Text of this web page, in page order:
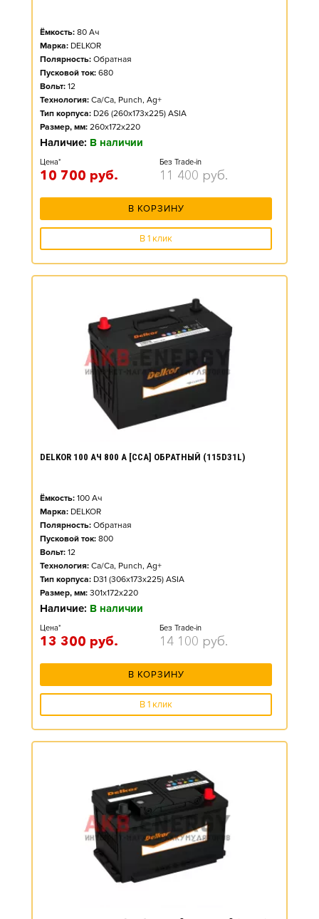
Ёмкость: 80 Ач
Марка: DELKOR
Полярность: Обратная
Пусковой ток: 680
Вольт: 12
Технология: Ca/Ca, Punch, Ag+
Тип корпуса: D26 (260x173x225) ASIA
Размер, мм: 260x172x220
Наличие: В наличии
Цена*
10 700 руб.
Без Trade-in
11 400 руб.
В КОРЗИНУ
В 1 клик
DELKOR 100 АЧ 800 А [CCA] ОБРАТНЫЙ (115D31L)
Ёмкость: 100 Ач
Марка: DELKOR
Полярность: Обратная
Пусковой ток: 800
Вольт: 12
Технология: Ca/Ca, Punch, Ag+
Тип корпуса: D31 (306x173x225) ASIA
Размер, мм: 301x172x220
Наличие: В наличии
Цена*
13 300 руб.
Без Trade-in
14 100 руб.
В КОРЗИНУ
В 1 клик